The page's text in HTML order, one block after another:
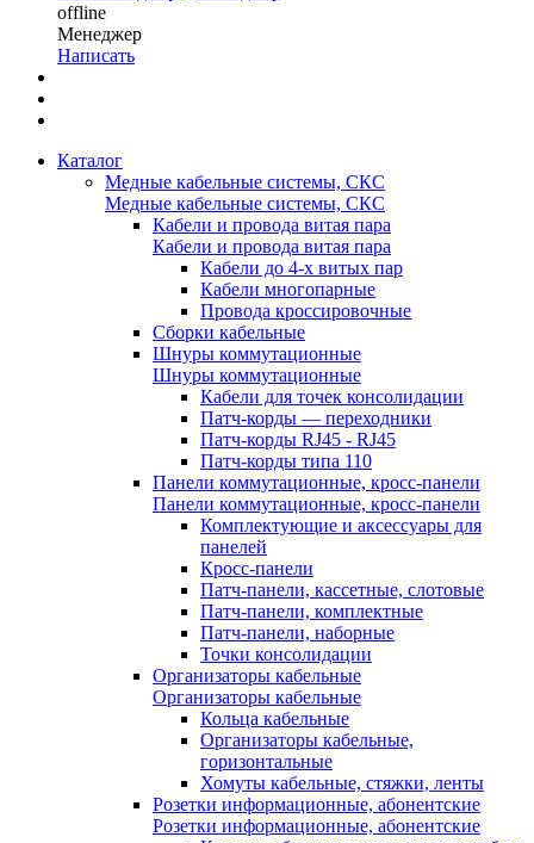
offline
Менеджер
Написать
Каталог
Медные кабельные системы, СКС
Медные кабельные системы, СКС
Кабели и провода витая пара
Кабели и провода витая пара
Кабели до 4-х витых пар
Кабели многопарные
Провода кроссировочные
Сборки кабельные
Шнуры коммутационные
Шнуры коммутационные
Кабели для точек консолидации
Патч-корды — переходники
Патч-корды RJ45 - RJ45
Патч-корды типа 110
Панели коммутационные, кросс-панели
Панели коммутационные, кросс-панели
Комплектующие и аксессуары для
панелей
Кросс-панели
Патч-панели, кассетные, слотовые
Патч-панели, комплектные
Патч-панели, наборные
Точки консолидации
Организаторы кабельные
Организаторы кабельные
Кольца кабельные
Организаторы кабельные,
горизонтальные
Хомуты кабельные, стяжки, ленты
Розетки информационные, абонентские
Розетки информационные, абонентские